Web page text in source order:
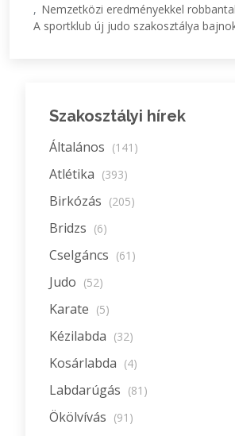
Nemzetközi eredményekkel
A sportklub új judo szakosztálya
Szakosztályi hírek
Általános (141)
Atlétika (393)
Birkózás (205)
Bridzs (6)
Cselgáncs (61)
Judo (52)
Karate (5)
Kézilabda (32)
Kosárlabda (4)
Labdarúgás (81)
Ökölvívás (91)